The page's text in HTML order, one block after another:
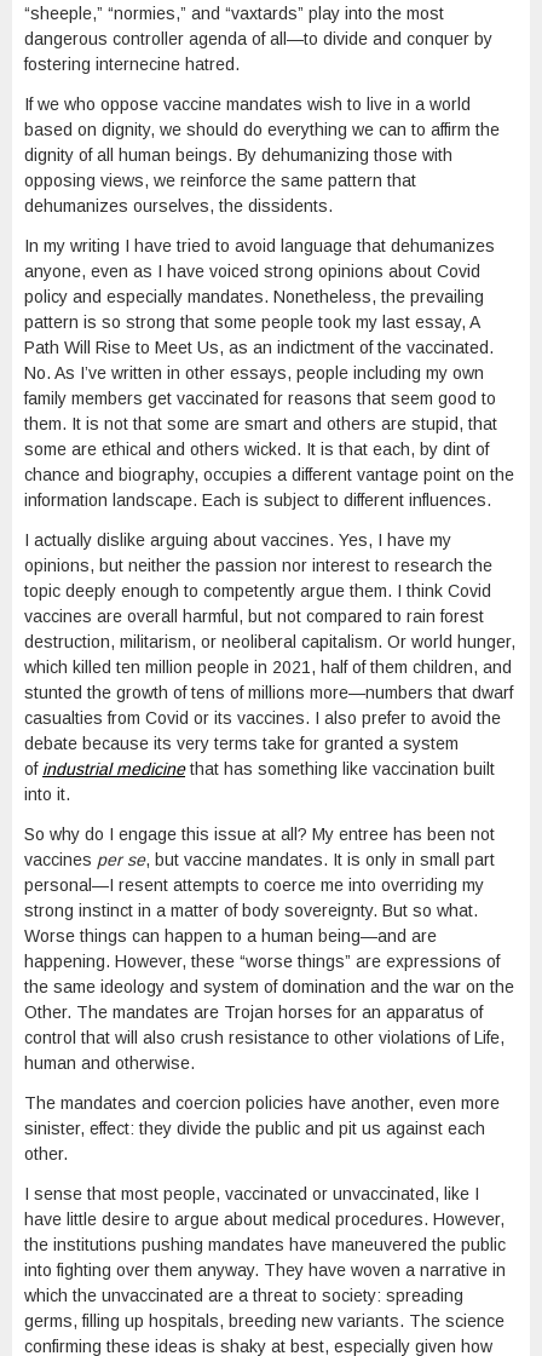
“sheeple,” “normies,” and “vaxtards” play into the most
dangerous controller agenda of all—to divide and conquer by
fostering internecine hatred.
If we who oppose vaccine mandates wish to live in a world
based on dignity, we should do everything we can to affirm the
dignity of all human beings. By dehumanizing those with
opposing views, we reinforce the same pattern that
dehumanizes ourselves, the dissidents.
In my writing I have tried to avoid language that dehumanizes
anyone, even as I have voiced strong opinions about Covid
policy and especially mandates. Nonetheless, the prevailing
pattern is so strong that some people took my last essay, A
Path Will Rise to Meet Us, as an indictment of the vaccinated.
No. As I’ve written in other essays, people including my own
family members get vaccinated for reasons that seem good to
them. It is not that some are smart and others are stupid, that
some are ethical and others wicked. It is that each, by dint of
chance and biography, occupies a different vantage point on the
information landscape. Each is subject to different influences.
I actually dislike arguing about vaccines. Yes, I have my
opinions, but neither the passion nor interest to research the
topic deeply enough to competently argue them. I think Covid
vaccines are overall harmful, but not compared to rain forest
destruction, militarism, or neoliberal capitalism. Or world hunger,
which killed ten million people in 2021, half of them children, and
stunted the growth of tens of millions more—numbers that dwarf
casualties from Covid or its vaccines. I also prefer to avoid the
debate because its very terms take for granted a system
of industrial medicinethat has something like vaccination built
into it.
So why do I engage this issue at all? My entree has been not
vaccines per se, but vaccine mandates. It is only in small part
personal—I resent attempts to coerce me into overriding my
strong instinct in a matter of body sovereignty. But so what.
Worse things can happen to a human being—and are
happening. However, these “worse things” are expressions of
the same ideology and system of domination and the war on the
Other. The mandates are Trojan horses for an apparatus of
control that will also crush resistance to other violations of Life,
human and otherwise.
The mandates and coercion policies have another, even more
sinister, effect: they divide the public and pit us against each
other.
I sense that most people, vaccinated or unvaccinated, like I
have little desire to argue about medical procedures. However,
the institutions pushing mandates have maneuvered the public
into fighting over them anyway. They have woven a narrative in
which the unvaccinated are a threat to society: spreading
germs, filling up hospitals, breeding new variants. The science
confirming these ideas is shaky at best, especially given how